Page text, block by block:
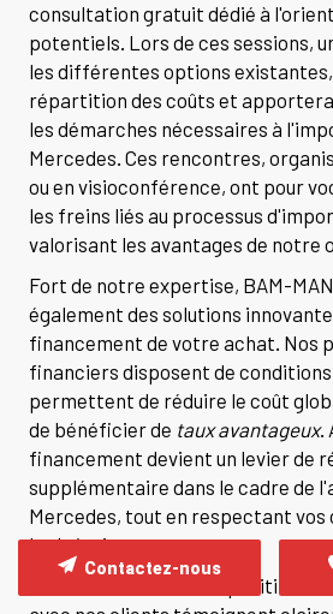
consultation gratuit dédié à
potentiels. Lors de ces sessions,
les différentes options
répartition des coûts et
les démarches nécessaires à
Mercedes. Ces rencontres,
ou en visioconférence, ont pour
les freins liés au processus
valorisant les avantages de notre
Fort de notre expertise, BAM-
également des solutions
financement de votre achat. Nos
financiers disposent de
permettent de réduire le coût
de bénéficier de taux avantageux.
financement devient un levier de
supplémentaire dans le cadre de
Mercedes, tout en respectant
budgétaires.
Les nombreux retours positifs et
Contactez-nous